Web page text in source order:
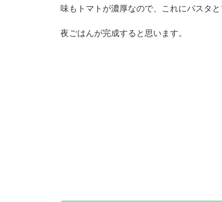
味もトマトが濃厚なので、これにパスタ
夜ごはんが完成すると思います。